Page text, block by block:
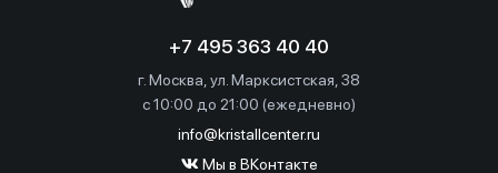
+7 495 363 40 40
г. Москва, ул. Марксистская, 38
c 10:00 до 21:00 (ежедневно)
info@kristallcenter.ru
Мы в ВКонтакте